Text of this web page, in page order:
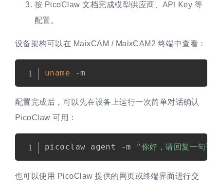
按 PicoClaw 文档完成模型供应商、API Key 等
配置。
设备架构可以在 MaixCAM / MaixCAM2 终端中查看：
uname
配置完成后，可以先在设备上运行一次简单对话确认
PicoClaw 可用：
picoclaw agent -m "你好，请回复一句话
也可以使用 PicoClaw 提供的网页或终端界面进行交